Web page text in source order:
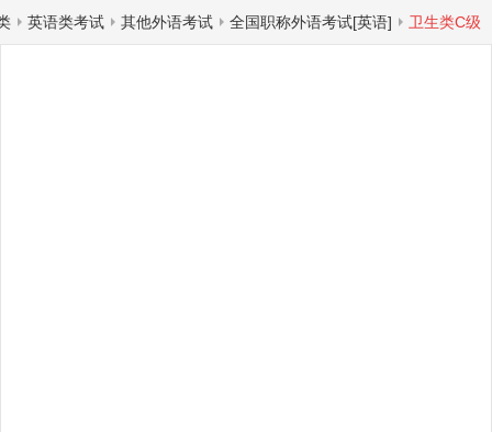
英语类考试 其他外语考试 全国职称外语考试[英语] 卫生类C级